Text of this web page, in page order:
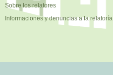
Sobre los relatores
Informaciones y denuncias a la relatoría